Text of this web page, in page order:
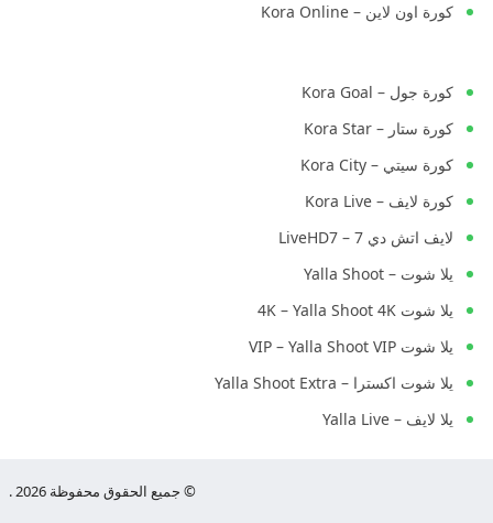
كورة اون لاين – Kora Online
كورة جول – Kora Goal
كورة ستار – Kora Star
كورة سيتي – Kora City
كورة لايف – Kora Live
لايف اتش دي 7 – LiveHD7
يلا شوت – Yalla Shoot
يلا شوت 4K – Yalla Shoot 4K
يلا شوت VIP – Yalla Shoot VIP
يلا شوت اكسترا – Yalla Shoot Extra
يلا لايف – Yalla Live
© جميع الحقوق محفوظة 2026 .